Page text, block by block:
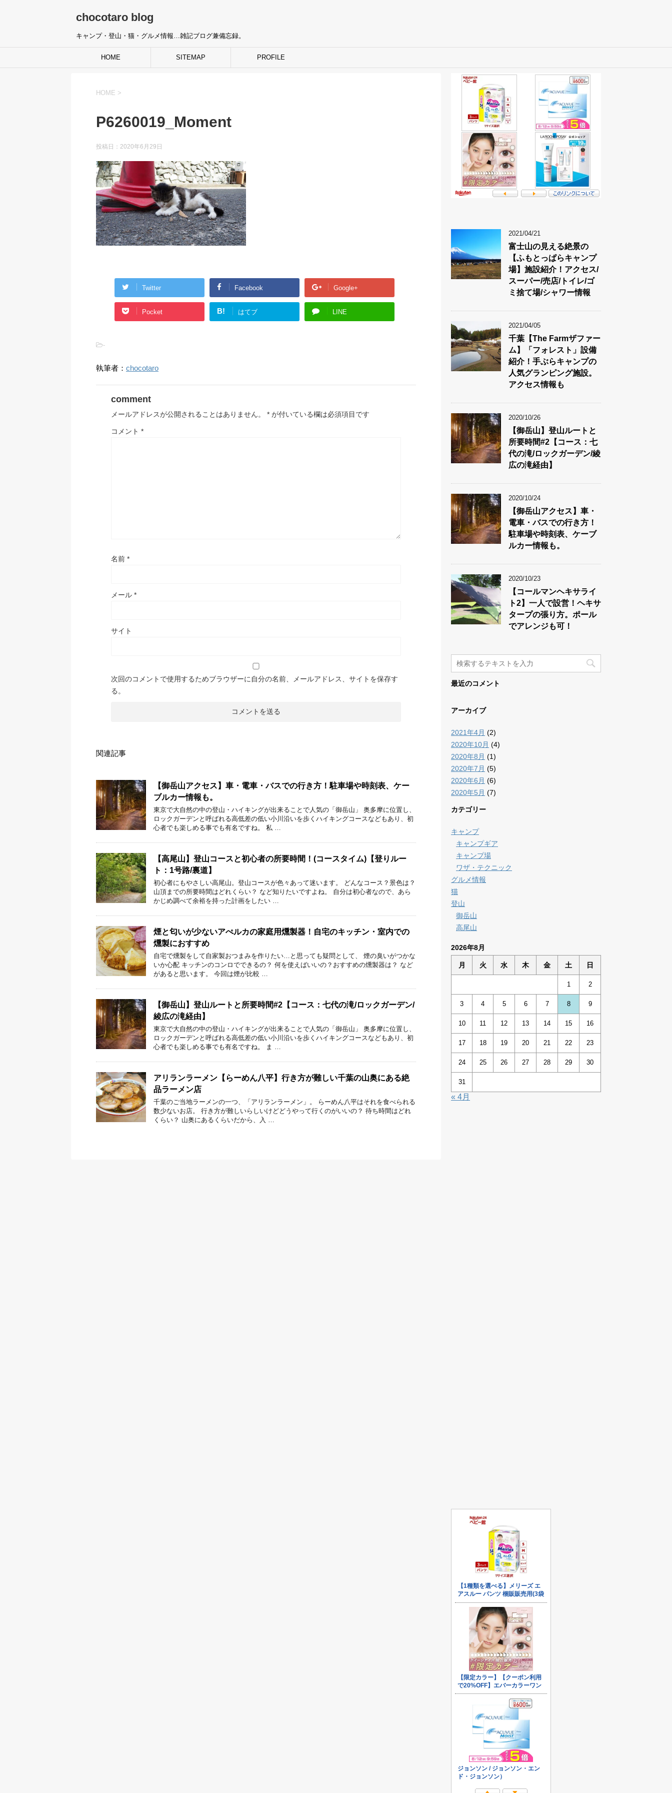
chocotaro blog
キャンプ・登山・猫・グルメ情報…雑記ブログ兼備忘録。
HOME SITEMAP PROFILE
HOME >
P6260019_Moment
投稿日： 2020年6月29日
Twitter Facebook Google+
Pocket B! はてブ LINE
-
執筆者： chocotaro
comment
メールアドレスが公開されることはありません。 * が付いている欄は必須項目です
コメント *
名前 *
メール *
サイト
次回のコメントで使用するためブラウザーに自分の名前、メールアドレス、サイトを保存す
る。
関連記事
【御岳山アクセス】車・電車・バスでの行き方！駐車場や時刻表、ケー
ブルカー情報も。
東京で大自然の中の登山・ハイキングが出来ることで人気の「御岳山」 奥多摩に位置し、
ロックガーデンと呼ばれる高低差の低い小川沿いを歩くハイキングコースなどもあり、初
心者でも楽しめる事でも有名ですね。 私 …
【高尾山】登山コースと初心者の所要時間！(コースタイム)【登りルー
ト：1号路/裏道】
初心者にもやさしい高尾山。登山コースが色々あって迷います。 どんなコース？景色は？
山頂までの所要時間はどれくらい？ など知りたいですよね。 自分は初心者なので、あら
かじめ調べて余裕を持った計画をしたい …
煙と匂いが少ないアぺルカの家庭用燻製器！自宅のキッチン・室内での
燻製におすすめ
自宅で燻製をして自家製おつまみを作りたい…と思っても疑問として、 煙の臭いがつかな
いか心配 キッチンのコンロでできるの？ 何を使えばいいの？おすすめの燻製器は？ など
があると思います。 今回は煙が比較 …
【御岳山】登山ルートと所要時間#2【コース：七代の滝/ロックガーデン/
綾広の滝経由】
東京で大自然の中の登山・ハイキングが出来ることで人気の「御岳山」 奥多摩に位置し、
ロックガーデンと呼ばれる高低差の低い小川沿いを歩くハイキングコースなどもあり、初
心者でも楽しめる事でも有名ですね。 ま …
アリランラーメン【らーめん八平】行き方が難しい千葉の山奥にある絶
品ラーメン店
千葉のご当地ラーメンの一つ、「アリランラーメン」。 らーめん八平はそれを食べられる
数少ないお店。 行き方が難しいらしいけどどうやって行くのがいいの？ 待ち時間はどれ
くらい？ 山奥にあるくらいだから、入 …
2021/04/21
富士山の見える絶景の
【ふもとっぱらキャンプ
場】施設紹介！アクセス/
スーパー/売店/トイレ/ゴ
ミ捨て場/シャワー情報
2021/04/05
千葉【The Farmザファー
ム】「フォレスト」設備
紹介！手ぶらキャンプの
人気グランピング施設。
アクセス情報も
2020/10/26
【御岳山】登山ルートと
所要時間#2【コース：七
代の滝/ロックガーデン/綾
広の滝経由】
2020/10/24
【御岳山アクセス】車・
電車・バスでの行き方！
駐車場や時刻表、ケーブ
ルカー情報も。
2020/10/23
【コールマンヘキサライ
ト2】一人で設営！ヘキサ
タープの張り方。ポール
でアレンジも可！
最近のコメント
アーカイブ
2021年4月 (2)
2020年10月 (4)
2020年8月 (1)
2020年7月 (5)
2020年6月 (6)
2020年5月 (7)
カテゴリー
キャンプ
キャンプギア
キャンプ場
ワザ・テクニック
グルメ情報
猫
登山
御岳山
高尾山
2026年8月
月 火 水 木 金 土 日
1 2
3 4 5 6 7 8 9
10 11 12 13 14 15 16
17 18 19 20 21 22 23
24 25 26 27 28 29 30
31
« 4月